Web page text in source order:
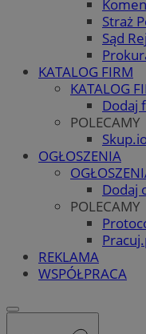
Straż
Sąd
KATALOG FIRM
KATALOG
Dodaj
POLECAMY
OGŁOSZENIA
Dodaj
POLECAMY
REKLAMA
WSPÓŁPRACA